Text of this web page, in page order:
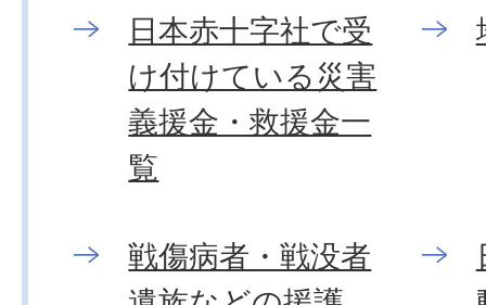
日本赤十字社で受
け付けている災害
義援金・救援金一
覧
戦傷病者・戦没者